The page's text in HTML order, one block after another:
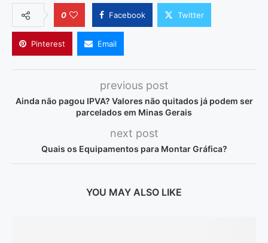
0 Facebook Twitter
Pinterest Email
previous post
Ainda não pagou IPVA? Valores não quitados já podem ser
parcelados em Minas Gerais
next post
Quais os Equipamentos para Montar Gráfica?
YOU MAY ALSO LIKE